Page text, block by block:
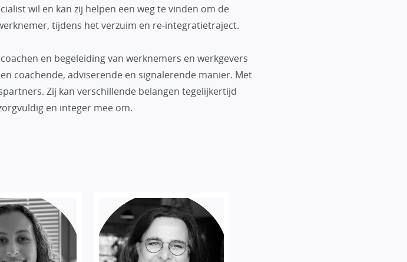
wil en kan zij helpen een weg te vinden om de
tijdens het verzuim en re-integratietraject.
en begeleiding van werknemers en werkgevers
coachende, adviserende en signalerende manier. Met
Zij kan verschillende belangen tegelijkertijd
en integer mee om.